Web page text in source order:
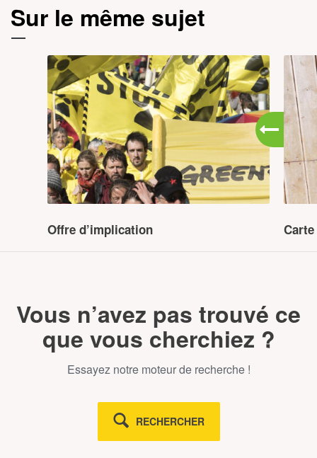
Sur le même sujet
Offre d’implication
Vous n’avez pas trouvé ce
que vous cherchiez ?
Essayez notre moteur de recherche !
RECHERCHER